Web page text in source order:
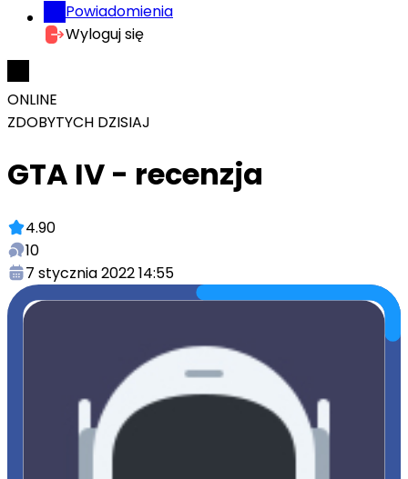
Powiadomienia
Wyloguj się
ONLINE
ZDOBYTYCH DZISIAJ
GTA IV - recenzja
4.90
10
7 stycznia 2022 14:55